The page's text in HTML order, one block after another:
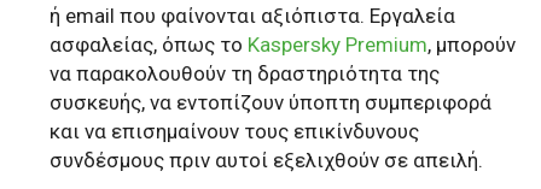
ή email που φαίνονται αξιόπιστα. Εργαλεία
ασφαλείας, όπως το Kaspersky Premium, μπορούν
να παρακολουθούν τη δραστηριότητα της
συσκευής, να εντοπίζουν ύποπτη συμπεριφορά
και να επισημαίνουν τους επικίνδυνους
συνδέσμους πριν αυτοί εξελιχθούν σε απειλή.